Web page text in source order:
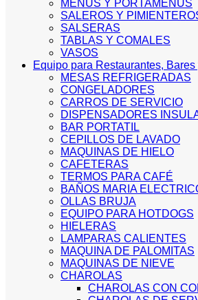
MENUS Y PORTAMENUS
SALEROS Y
SALSERAS
TABLAS Y COMALES
VASOS
Equipo para Restaurantes,
MESAS REFRIGERADAS
CONGELADORES
CARROS DE SERVICIO
DISPENSADORES
BAR PORTATIL
CEPILLOS DE LAVADO
MAQUINAS DE HIELO
CAFETERAS
TERMOS PARA CAFÉ
BAÑOS MARIA
OLLAS BRUJA
EQUIPO PARA HOTDOGS
HIELERAS
LAMPARAS CALIENTES
MAQUINA DE PALOMITAS
MAQUINAS DE NIEVE
CHAROLAS
CHAROLAS CON